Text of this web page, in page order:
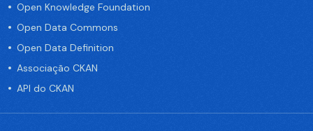
Open Knowledge Foundation
Open Data Commons
Open Data Definition
Associação CKAN
API do CKAN